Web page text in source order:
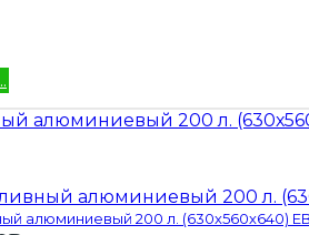
алюминиевый 200 л. (630х560х640)